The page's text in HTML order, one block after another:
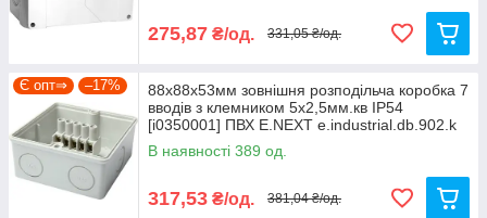
275,87 ₴/од. 331,05 ₴/од.
Є опт⇒ –17%
88х88х53мм зовнішня розподільча коробка 7
вводів з клемником 5х2,5мм.кв IP54
[i0350001] ПВХ E.NEXT e.industrial.db.902.k
В наявності 389 од.
317,53 ₴/од. 381,04 ₴/од.